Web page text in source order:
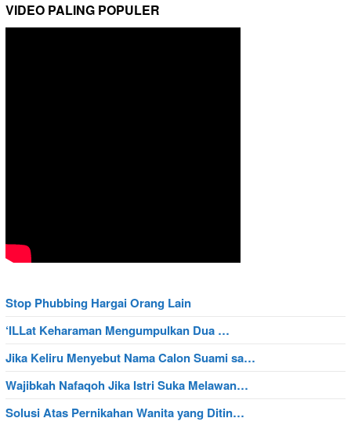
VIDEO PALING POPULER
Stop Phubbing Hargai Orang Lain
‘ILLat Keharaman Mengumpulkan Dua …
Jika Keliru Menyebut Nama Calon Suami sa…
Wajibkah Nafaqoh Jika Istri Suka Melawan…
Solusi Atas Pernikahan Wanita yang Ditin…